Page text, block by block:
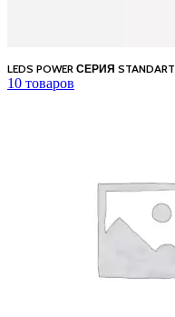
LEDS POWER СЕРИЯ STANDART
10 товаров